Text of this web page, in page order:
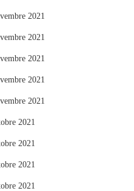
2021
2021
2021
2021
2021
2021
2021
2021
2021